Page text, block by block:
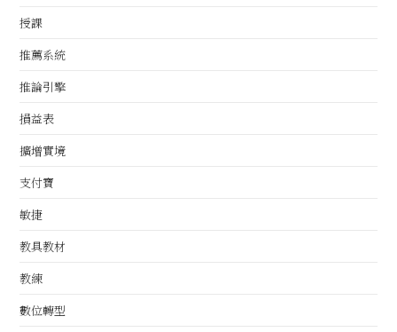
授課
推薦系統
推論引擎
損益表
擴增實境
支付寶
敏捷
教具教材
教練
數位轉型